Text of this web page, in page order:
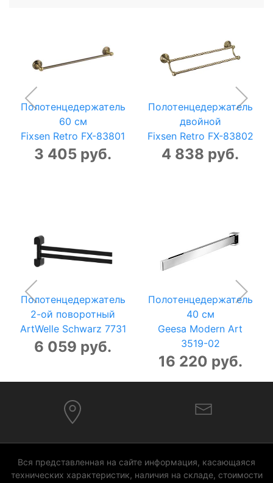
Полотенцедержатель
60 см
Fixsen Retro FX-83801
3 405 руб.
Полотенцедержатель
двойной
Fixsen Retro FX-83802
4 838 руб.
Полотенцедержатель
2-ой поворотный
ArtWelle Schwarz 7731
6 059 руб.
Полотенцедержатель
40 см
Geesa Modern Art
3519-02
16 220 руб.
Вся представленная на сайте информация, касающаяся
технических характеристик, наличия на складе, стоимости